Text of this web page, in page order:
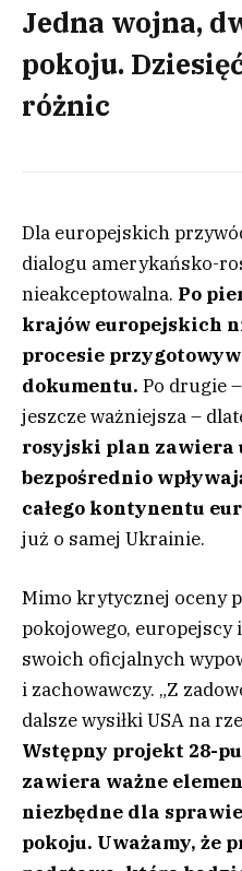
Jedna wojna,
pokoju.
różnic
Dla europejskich
dialogu amerykańsko-
nieakceptowalna. Po
krajów europejskich
procesie
dokumentu. Po drugie
jeszcze ważniejsza –
rosyjski plan zawiera
bezpośrednio
całego kontynentu
już o samej Ukrainie.
Mimo krytycznej oceny
pokojowego,
swoich oficjalnych
i zachowawczy. „Z
dalsze wysiłki USA na
Wstępny projekt 28-
zawiera ważne
niezbędne dla
pokoju. Uważamy, że